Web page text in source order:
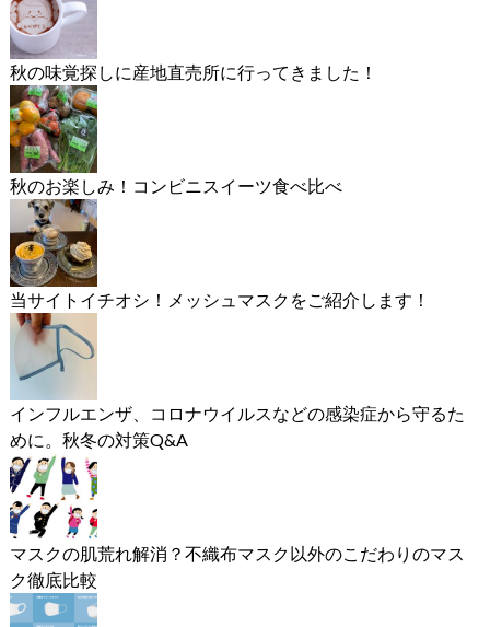
秋の味覚探しに産地直売所に行ってきました！
秋のお楽しみ！コンビニスイーツ食べ比べ
当サイトイチオシ！メッシュマスクをご紹介します！
インフルエンザ、コロナウイルスなどの感染症から守るた
めに。秋冬の対策Q&A
マスクの肌荒れ解消？不織布マスク以外のこだわりのマス
ク徹底比較